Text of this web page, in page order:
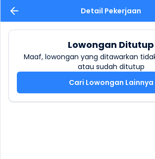
Detail Pekerjaan
Lowongan Ditutup
Maaf, lowongan yang ditawarkan
atau sudah ditutup
Cari Lowongan Lainnya